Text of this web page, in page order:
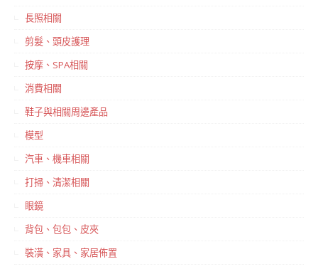
長照相關
剪髮、頭皮護理
按摩、SPA相關
消費相關
鞋子與相關周邊產品
模型
汽車、機車相關
打掃、清潔相關
眼鏡
背包、包包、皮夾
裝潢、家具、家居佈置